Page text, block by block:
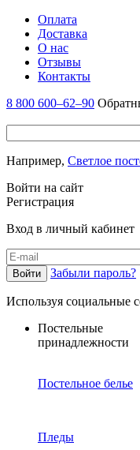
Оплата
Доставка
О нас
Отзывы
Контакты
8 800 600–62–90
Например, Светлое
Войти на сайт
Регистрация
Вход в личный кабинет
Забыли пароль?
Используя социальные
Постельные
принадлежности
Постельное белье
Пледы